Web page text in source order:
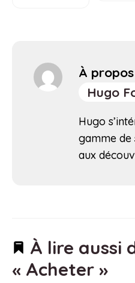
À
Hugo
Hugo
gamme de
aux
À lire aussi
« Acheter »